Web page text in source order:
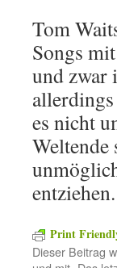
Tom
Songs
und zwar
es nicht
entziehen.
Print
Dieser Beitrag